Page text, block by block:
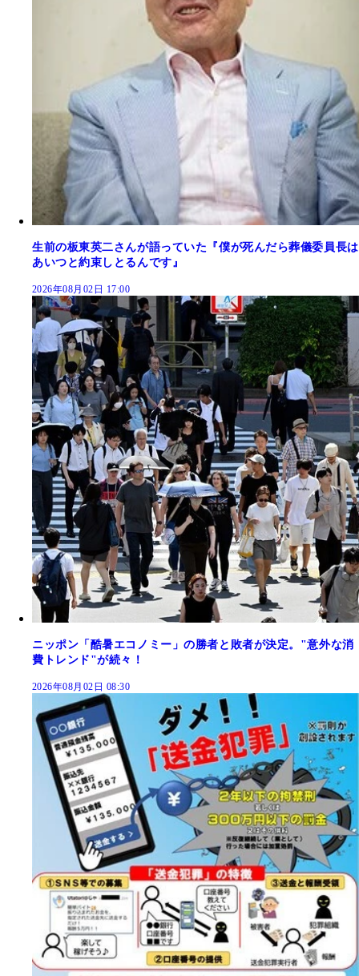
生前の板東英二さんが語っていた『僕が死んだら葬儀委員長は
あいつと約束しとるんです』
2026年08月02日 17:00
ニッポン「酷暑エコノミー」の勝者と敗者が決定。"意外な消
費トレンド"が続々！
2026年08月02日 08:30